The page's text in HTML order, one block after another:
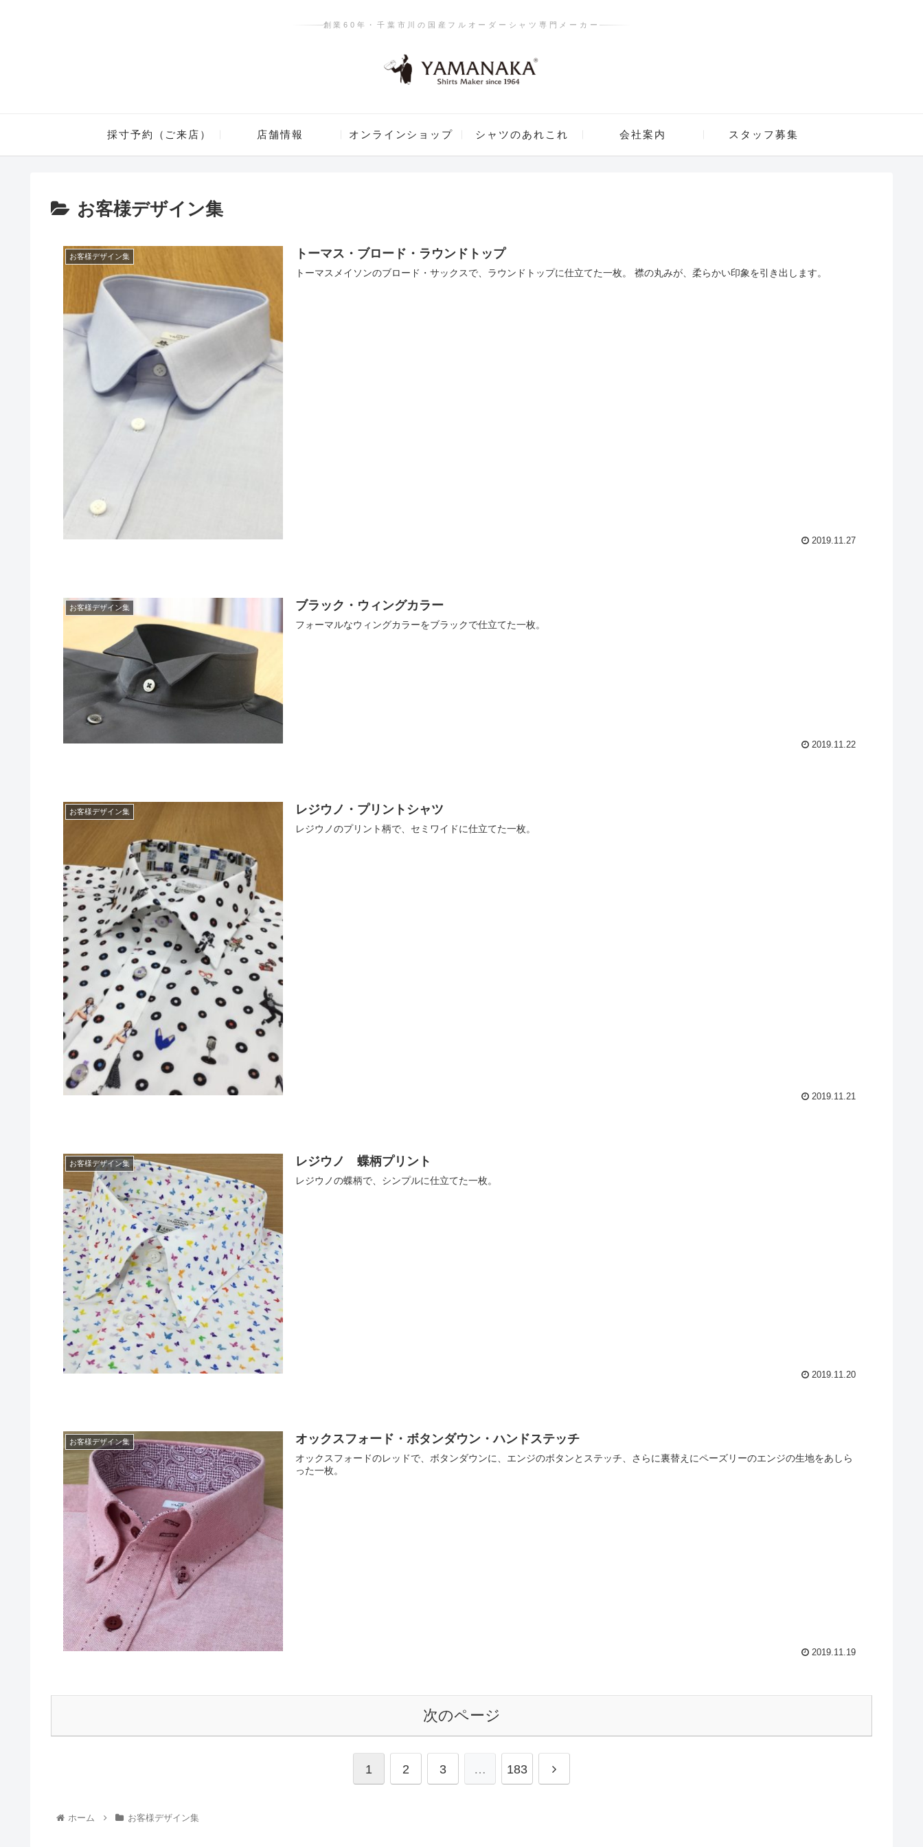
創業60年・千葉市川の国産フルオーダーシャツ専門メーカー
採寸予約（ご来店） 店舗情報 オンラインショップ シャツのあれこれ 会社案内 スタッフ募集
お客様デザイン集
お客様デザイン集 トーマス・ブロード・ラウンドトップ
トーマスメイソンのブロード・サックスで、ラウンドトップに仕立てた一枚。 襟の丸みが、柔らかい印象を引き出します。
2019.11.27
お客様デザイン集 ブラック・ウィングカラー
フォーマルなウィングカラーをブラックで仕立てた一枚。
2019.11.22
お客様デザイン集 レジウノ・プリントシャツ
レジウノのプリント柄で、セミワイドに仕立てた一枚。
2019.11.21
お客様デザイン集 レジウノ 蝶柄プリント
レジウノの蝶柄で、シンプルに仕立てた一枚。
2019.11.20
お客様デザイン集 オックスフォード・ボタンダウン・ハンドステッチ
オックスフォードのレッドで、ボタンダウンに、エンジのボタンとステッチ、さらに裏替えにペーズリーのエンジの生地をあしら
った一枚。
2019.11.19
次のページ
1 2 3 … 183
ホーム お客様デザイン集